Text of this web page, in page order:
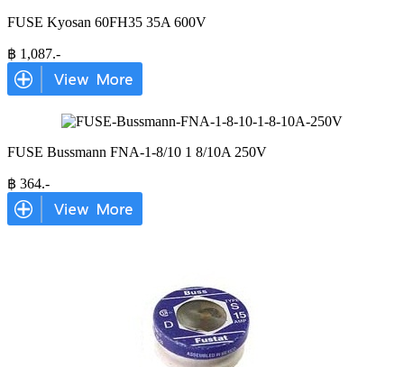
FUSE Kyosan 60FH35 35A 600V
฿ 1,087.-
FUSE Bussmann FNA-1-8/10 1 8/10A 250V
฿ 364.-